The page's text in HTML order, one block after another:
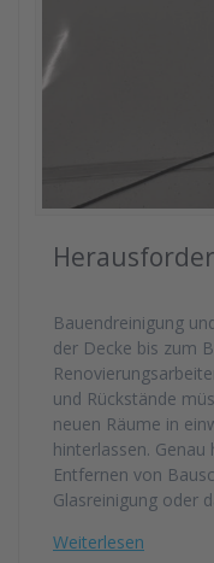
Bauendreinigung
der Decke bis zum
und Rückstände
neuen Räume in
hinterlassen.
Entfernen von
Glasreinigung oder
Weiterlesen